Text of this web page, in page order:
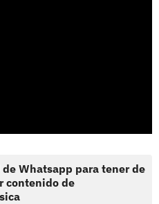
Whatsapp para tener de
contenido de